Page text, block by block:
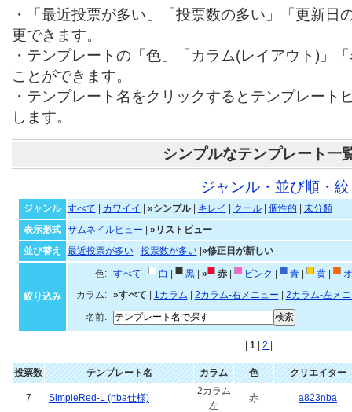
・「最近投票が多い」「投票数の多い」「更新日
更できます。
・テンプレートの「色」「カラム(レイアウト)」
ことができます。
・テンプレート名をクリックするとテンプレート
します。
シンプルなテンプレート一
ジャンル・並び順・
ジャンル すべて カワイイ »シンプル| キレイ クール| 個性的
未分類
表示形式
サムネイルビュー
»リストビュー
並び替え
最近投票が多い| 投票数が多い| »修正日が新しい|
絞り込み
色: すべて 白 黒| » 赤| ピンク 青| 黄|
カラム:
»すべて 1カラム 2カラム-右メニュー
2カラム-左メ
名前:
1 2
投票数 テンプレート名 カラム 色 クリエイター
7 SimpleRed-L (nba仕様)
2カラム
左
赤 a823nba